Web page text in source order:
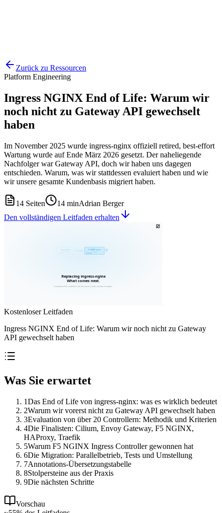
Zurück zu Ressourcen
Platform Engineering
Ingress NGINX End of Life: Warum wir
noch nicht zu Gateway API gewechselt
haben
Im November 2025 wurde ingress-nginx offiziell retired, best-effort
Wartung wurde auf Ende März 2026 gesetzt. Der naheliegende
Nachfolger war Gateway API, doch wir haben uns dagegen
entschieden. Warum, was wir stattdessen evaluiert haben und wie
wir unsere gesamte Kundenbasis migriert haben.
14 Seiten 14 minAdrian Berger
Den vollständigen Leitfaden erhalten
Kostenloser Leitfaden
Ingress NGINX End of Life: Warum wir noch nicht zu Gateway
API gewechselt haben
Was Sie erwartet
1Das End of Life von ingress-nginx: was es wirklich bedeutet
2Warum wir vorerst nicht zu Gateway API gewechselt haben
3Evaluation von über 20 Controllern: Methodik und Kriterien
4Die Finalisten: Cilium, Envoy Gateway, F5 NGINX,
HAProxy, Traefik
5Warum F5 NGINX Ingress Controller gewonnen hat
6Die Migration: Parallelbetrieb, Tests und Umstellung
7Annotations-Übersetzungstabelle
8Stolpersteine aus der Praxis
9Die nächsten Schritte
Vorschau